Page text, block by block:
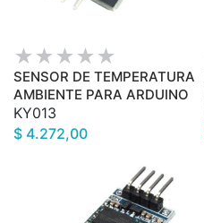
SENSOR DE TEMPERATURA
AMBIENTE PARA ARDUINO
KY013
$ 4.272,00